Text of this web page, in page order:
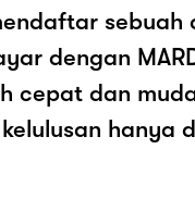
sebuah
dengan
cepat dan
hanya